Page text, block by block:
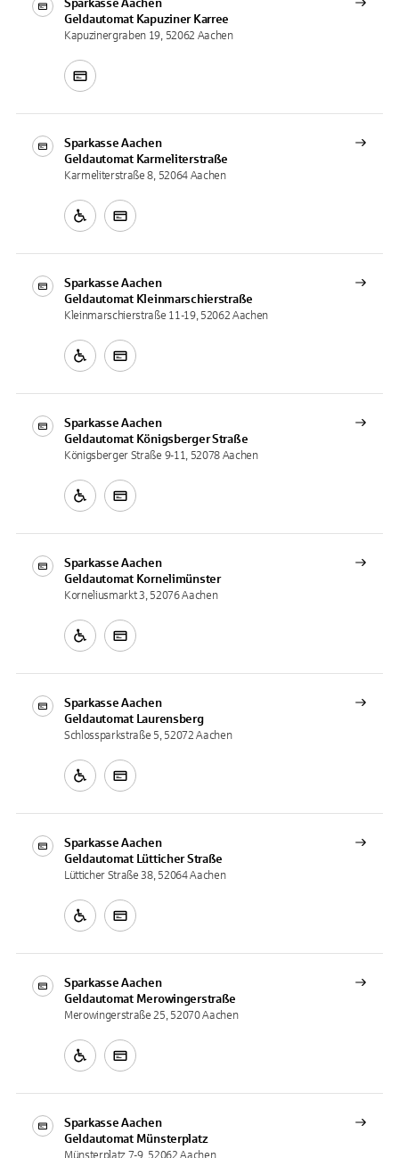
Sparkasse Aachen
Geldautomat Kapuziner Karree
Kapuzinergraben 19, 52062 Aachen
Sparkasse Aachen
Geldautomat Karmeliterstraße
Karmeliterstraße 8, 52064 Aachen
Sparkasse Aachen
Geldautomat Kleinmarschierstraße
Kleinmarschierstraße 11-19, 52062 Aachen
Sparkasse Aachen
Geldautomat Königsberger Straße
Königsberger Straße 9-11, 52078 Aachen
Sparkasse Aachen
Geldautomat Kornelimünster
Korneliusmarkt 3, 52076 Aachen
Sparkasse Aachen
Geldautomat
Laurensberg
Schlossparkstraße 5, 52072 Aachen
Sparkasse Aachen
Geldautomat
Lütticher Straße
Lütticher Straße 38, 52064 Aachen
Sparkasse Aachen
Geldautomat Merowingerstraße
Merowingerstraße 25, 52070 Aachen
Sparkasse Aachen
Geldautomat Münsterplatz
Münsterplatz 7-9, 52062 Aachen